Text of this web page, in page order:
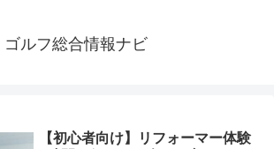
ゴルフ総合情報ナビ
【初心者向け】リフォーマー体験